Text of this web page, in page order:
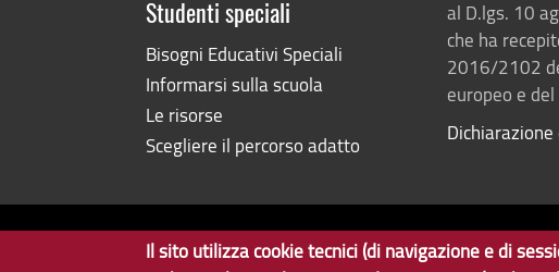
Studenti speciali
Bisogni Educativi Speciali
Informarsi sulla scuola
Le risorse
Scegliere il percorso adatto
al D.lgs. 10
che ha
2016/2102
europeo e del
Il sito utilizza cookie tecnici (di navigazione e di